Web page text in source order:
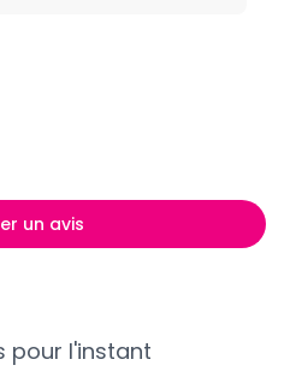
pour l'instant
un avis